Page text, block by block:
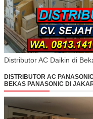
Distributor AC Daikin di
DISTRIBUTOR AC
BEKAS PANASONIC DI